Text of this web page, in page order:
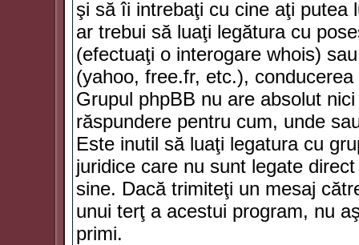
şi să îi intrebaţi cu cine aţi putea
ar trebui să luaţi legătura cu
(efectuaţi o interogare whois)
(yahoo, free.fr, etc.),
Grupul phpBB nu are absolut
răspundere pentru cum, unde
Este inutil să luaţi legatura cu
juridice care nu sunt legate
sine. Dacă trimiteţi un mesaj
unui terţ a acestui program, nu
primi.